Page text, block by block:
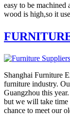
easy to be machined
wood is high,so it
Shanghai Furniture
furniture industry.
Guangzhou this
but we will take time
chance to meet our